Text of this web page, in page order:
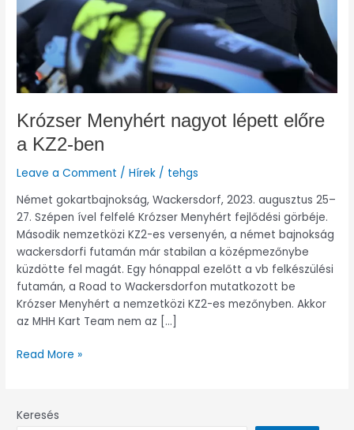
Krózser Menyhért nagyot lépett előre
a KZ2-ben
Leave a Comment /Hírek / tehgs
Német gokartbajnokság, Wackersdorf, 2023. augusztus 25–
27. Szépen ível felfelé Krózser Menyhért fejlődési görbéje.
Második nemzetközi KZ2-es versenyén, a német bajnokság
wackersdorfi futamán már stabilan a középmezőnybe
küzdötte fel magát. Egy hónappal ezelőtt a vb felkészülési
futamán, a Road to Wackersdorfon mutatkozott be
Krózser Menyhért a nemzetközi KZ2-es mezőnyben. Akkor
az MHH Kart Team nem az […]
Read More »
Keresés